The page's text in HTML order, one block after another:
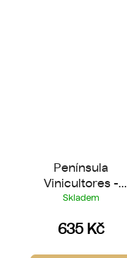
Península
Vinicultores -
Blasfemia Old Vine
Skladem
635 Kč